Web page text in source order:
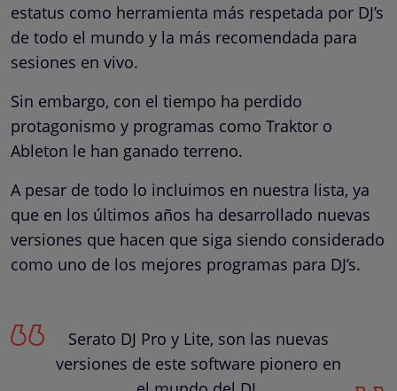
estatus como herramienta más respetada por DJ’s
de todo el mundo y la más recomendada para
sesiones en vivo.
Sin embargo, con el tiempo ha perdido
protagonismo y programas como Traktor o
Ableton le han ganado terreno.
A pesar de todo lo incluimos en nuestra lista, ya
que en los últimos años ha desarrollado nuevas
versiones que hacen que siga siendo considerado
como uno de los mejores programas para DJ’s.
Serato DJ Pro y Lite, son las nuevas
versiones de este software pionero en